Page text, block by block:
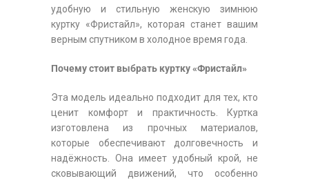
удобную и стильную женскую зимнюю
куртку «Фристайл», которая станет вашим
верным спутником в холодное время года.
Почему стоит выбрать куртку «Фристайл»
Эта модель идеально подходит для тех, кто
ценит комфорт и практичность. Куртка
изготовлена из прочных материалов,
которые обеспечивают долговечность и
надёжность. Она имеет удобный крой, не
сковывающий движений, что особенно